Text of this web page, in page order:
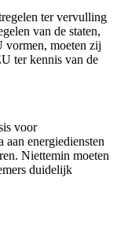
ter vervulling
van de staten,
moeten zij
ter kennis van de
voor
aan energiediensten
Niettemin moeten
duidelijk